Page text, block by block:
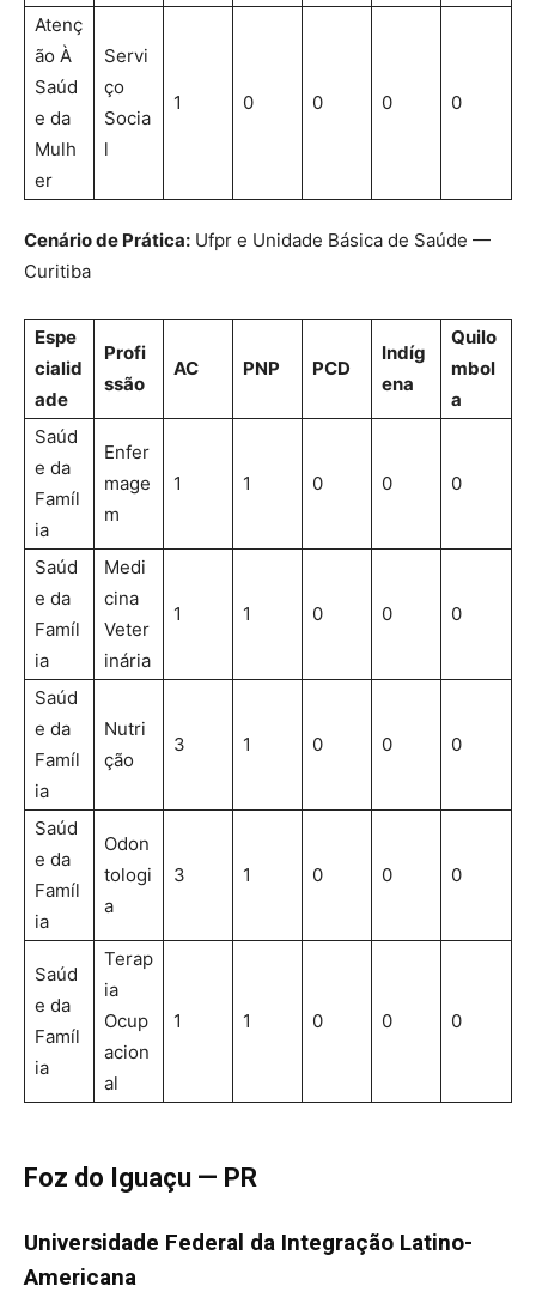
Atenç
ão À
Saúd
e da
Mulh
er
Servi
ço
Socia
l
1 0 0 0 0
Cenário de Prática: Ufpr e Unidade Básica de Saúde —
Curitiba
Espe
cialid
ade
Profi
ssão
AC PNP PCD
Indíg
ena
Quilo
mbol
a
Saúd
e da
Famíl
ia
Enfer
mage
m
1 1 0 0 0
Saúd
e da
Famíl
ia
Medi
cina
Veter
inária
1 1 0 0 0
Saúd
e da
Famíl
ia
Nutri
ção
3 1 0 0 0
Saúd
e da
Famíl
ia
Odon
tologi
a
3 1 0 0 0
Saúd
e da
Famíl
ia
Terap
ia
Ocup
acion
al
1 1 0 0 0
Foz do Iguaçu — PR
Universidade Federal da Integração Latino-
Americana